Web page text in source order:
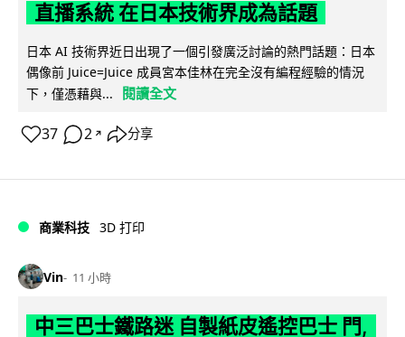
直播系統 在日本技術界成為話題
日本 AI 技術界近日出現了一個引發廣泛討論的熱門話題：日本
偶像前 Juice=Juice 成員宮本佳林在完全沒有編程經驗的情況
下，僅憑藉與...
閱讀全文
37 2 ↗ 分享
商業科技 3D 打印
Vin 11 小時
中三巴士鐵路迷 自製紙皮遙控巴士 門,